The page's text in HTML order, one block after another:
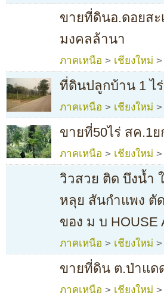
ขายที่ดินอ.ดอยสะ
มงคลล้านา
ภาคเหนือ > เชียงใหม่ >
ที่ดินปลูกบ้าน 1 ไร่
ภาคเหนือ > เชียงใหม่ >
ขายที่50ไร่ สค.1
ภาคเหนือ > เชียงใหม่ >
วิวสวย ติด บึงน้ำ
หลุย สันกำแพง ตั
ของ ม บ HOUSE
ภาคเหนือ > เชียงใหม่ >
ขายที่ดิน ต.ป่าแด
ภาคเหนือ > เชียงใหม่ >